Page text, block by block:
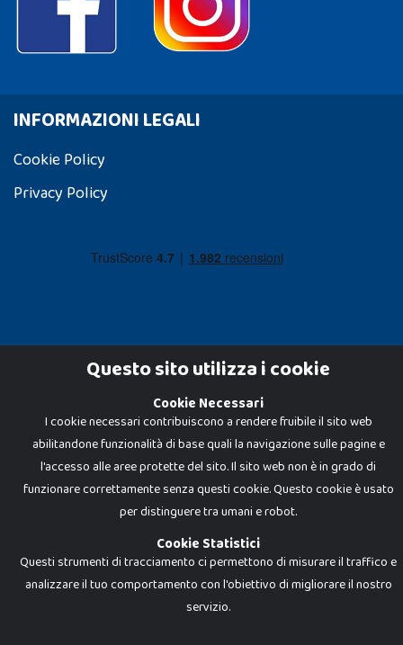
INFORMAZIONI LEGALI
Cookie Policy
Privacy Policy
Dadi e Mattoncini è un brand di Giocabene Srl. Ogni riproduzione o utilizzo non
espressamente autorizzato è severamente vietato. Tutti i loghi, marchi,
brand elencati nel presente shop sono di proprietà dei rispettivi titolari.
I prezzi e le promozioni pubblicate potrebbero differire da quanto esposto in
negozio.
Giocabene Srl - via della Posta 8, 20123 Milano (MI)
P.IVA 02608090425 - REA AN201199 - C.S. 10.000 i.v.
Questo sito utilizza i cookie
Cookie Necessari
I cookie necessari contribuiscono a rendere fruibile il sito web
abilitandone funzionalità di base quali la navigazione sulle pagine e
l'accesso alle aree protette del sito. Il sito web non è in grado di
funzionare correttamente senza questi cookie. Questo cookie è usato
per distinguere tra umani e robot.
Cookie Statistici
Questi strumenti di tracciamento ci permettono di misurare il traffico e
analizzare il tuo comportamento con l'obiettivo di migliorare il nostro
servizio.